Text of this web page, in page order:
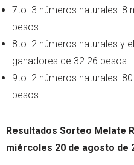
7to. 3 números naturales: 8
pesos
8to. 2 números naturales y
ganadores de 32.26 pesos
9to. 2 números naturales:
pesos
Resultados Sorteo Melate
miércoles 20 de agosto de